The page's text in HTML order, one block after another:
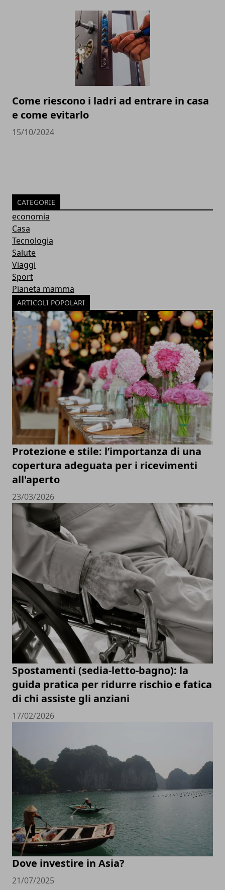
Come riescono i ladri ad entrare in casa
e come evitarlo
15/10/2024
CATEGORIE
economia
Casa
Tecnologia
Salute
Viaggi
Sport
Pianeta mamma
ARTICOLI POPOLARI
Protezione e stile: l’importanza di una
copertura adeguata per i ricevimenti
all'aperto
23/03/2026
Spostamenti (sedia-letto-bagno): la
guida pratica per ridurre rischio e fatica
di chi assiste gli anziani
17/02/2026
Dove investire in Asia?
21/07/2025